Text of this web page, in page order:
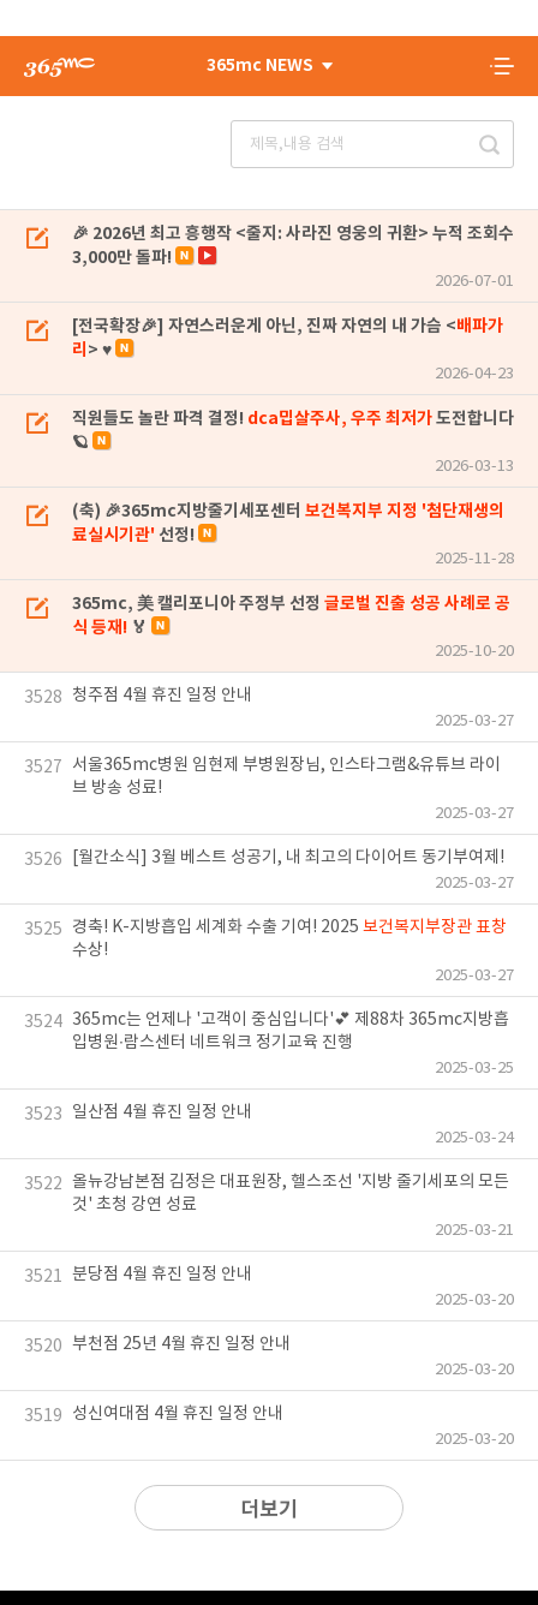
365mc NEWS
🎉 2026년 최고 흥행작 <줄지: 사라진 영웅의 귀환> 누적 조회수
3,000만 돌파!
2026-07-01
[전국확장🎉] 자연스러운게 아닌, 진짜 자연의 내 가슴 <배파가
리 > ♥
2026-04-23
직원들도 놀란 파격 결정! dca밉살주사, 우주 최저가도전합니다
🪐
2026-03-13
(축) 🎉365mc지방줄기세포센터 보건복지부 지정 '첨단재생의
료실시기관' 선정!
2025-11-28
365mc, 美 캘리포니아 주정부 선정 글로벌 진출 성공 사례로 공
식 등재! 🏅
2025-10-20
3528 청주점 4월 휴진 일정 안내
2025-03-27
3527
서울365mc병원 임현제 부병원장님, 인스타그램&유튜브 라이
브 방송 성료!
2025-03-27
3526 [월간소식] 3월 베스트 성공기, 내 최고의 다이어트 동기부여제!
2025-03-27
3525 경축! K-지방흡입 세계화 수출 기여! 2025 보건복지부장관 표창
수상!
2025-03-27
3524 365mc는 언제나 '고객이 중심입니다'💕 제88차 365mc지방흡
입병원∙람스센터 네트워크 정기교육 진행
2025-03-25
3523 일산점 4월 휴진 일정 안내
2025-03-24
3522 올뉴강남본점 김정은 대표원장, 헬스조선 '지방 줄기세포의 모든
것' 초청 강연 성료
2025-03-21
3521 분당점 4월 휴진 일정 안내
2025-03-20
3520 부천점 25년 4월 휴진 일정 안내
2025-03-20
3519 성신여대점 4월 휴진 일정 안내
2025-03-20
더보기